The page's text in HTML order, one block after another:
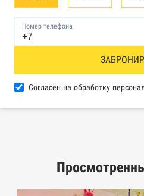
Реестр товарных
База исполнительного
Реестры лицензий:
Росздравнадзор,
Номер телефона
Согласен на обработку